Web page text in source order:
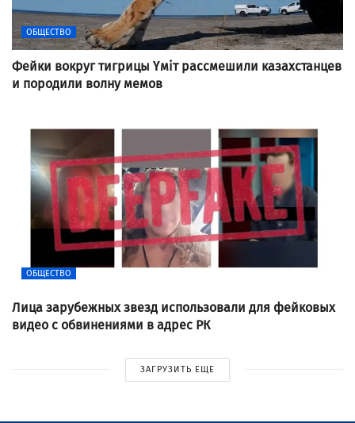
ОБЩЕСТВО
Фейки вокруг тигрицы Үміт рассмешили казахстанцев
и породили волну мемов
ОБЩЕСТВО
Лица зарубежных звезд использовали для фейковых
видео с обвинениями в адрес РК
ЗАГРУЗИТЬ ЕЩЕ